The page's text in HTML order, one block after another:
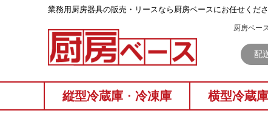
業務⽤厨房器具の販売・リースなら厨房ベースにお任せくださ
厨房ベー
配
縦型冷蔵庫 ・ 冷凍庫 横型冷蔵庫